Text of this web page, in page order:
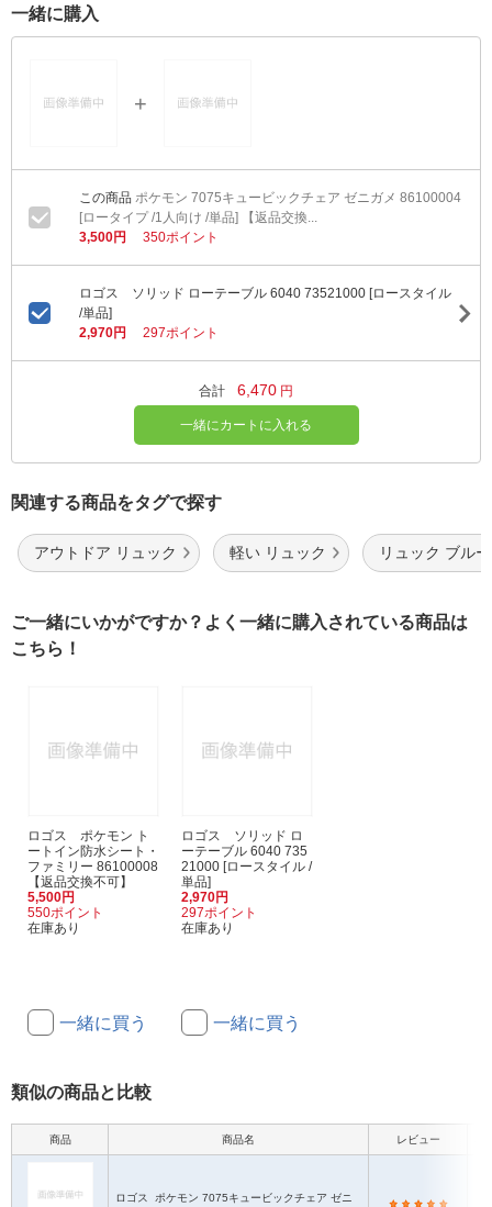
一緒に購入
ポケモン 7075キュービックチェア ゼニガメ 86100004
[ロータイプ /1人向け /単品] 【返品交換...
3,500円
350ポイント
ロゴス ソリッド ローテーブル 6040 73521000 [ロースタイル
/単品]
2,970円
297ポイント
合計 6,470 円
一緒にカートに入れる
関連する商品をタグで探す
アウトドア リュック 軽い リュック リュック ブルー
ご一緒にいかがですか？よく一緒に購入されている商品は
こちら！
ロゴス ポケモン ト
ートイン防水シート・
ファミリー 86100008
【返品交換不可】
5,500円
550ポイント
在庫あり
一緒に買う
ロゴス ソリッド ロ
ーテーブル 6040 735
21000 [ロースタイル /
単品]
2,970円
297ポイント
在庫あり
一緒に買う
類似の商品と比較
商品 商品名 レビュー
ロゴス